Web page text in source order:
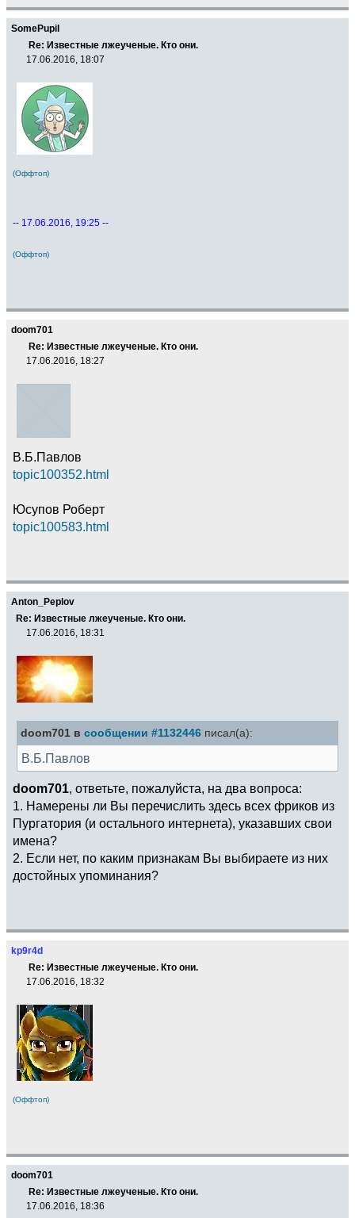
SomePupil
Re: Известные лжеученые. Кто они.
17.06.2016, 18:07
(Оффтоп)
-- 17.06.2016, 19:25 --
(Оффтоп)
doom701
Re: Известные лжеученые. Кто они.
17.06.2016, 18:27
В.Б.Павлов
topic100352.html
Юсупов Роберт
topic100583.html
Anton_Peplov
Re: Известные лжеученые. Кто они.
17.06.2016, 18:31
doom701 в сообщении #1132446 писал(а):
В.Б.Павлов
doom701, ответьте, пожалуйста, на два вопроса:
1. Намерены ли Вы перечислить здесь всех фриков из
Пургатория (и остального интернета), указавших свои
имена?
2. Если нет, по каким признакам Вы выбираете из них
достойных упоминания?
kp9r4d
Re: Известные лжеученые. Кто они.
17.06.2016, 18:32
(Оффтоп)
doom701
Re: Известные лжеученые. Кто они.
17.06.2016, 18:36